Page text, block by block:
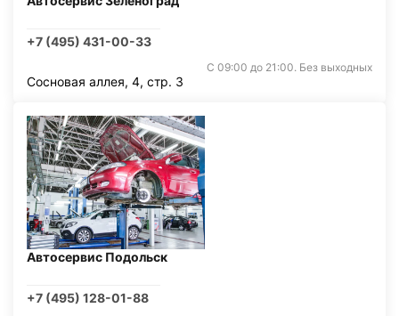
+7 (495) 431-00-33
С 09:00 до 21:00. Без выходных
Сосновая аллея, 4, стр. 3
Автосервис Подольск
+7 (495) 128-01-88